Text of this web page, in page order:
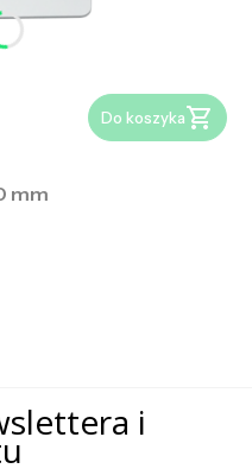
Do koszyka
mm
i